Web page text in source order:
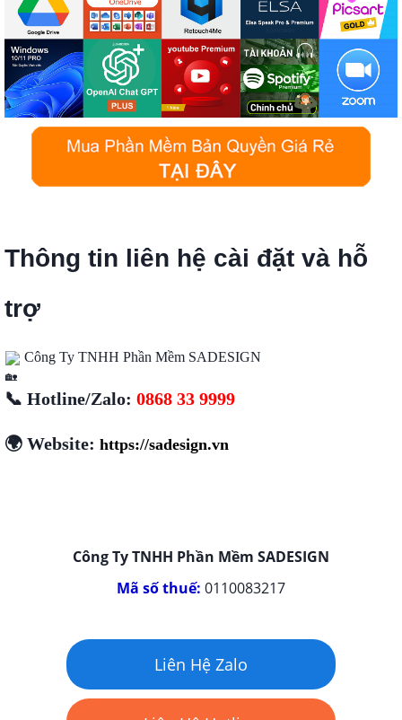
Thông tin liên hệ cài đặt và hỗ
trợ
Công Ty TNHH Phần Mềm SADESIGN
📞 Hotline/Zalo: 0868 33 9999
🌍 Website: https://sadesign.vn
Công Ty TNHH Phần Mềm SADESIGN
Mã số thuế: 0110083217
Liên Hệ Zalo